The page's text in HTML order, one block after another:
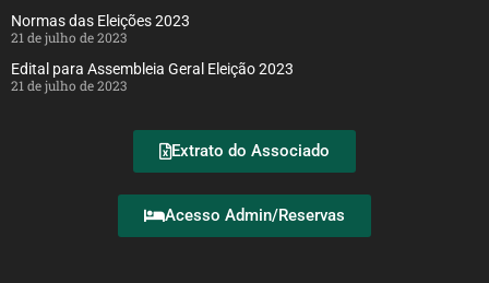
Normas das Eleições 2023
21 de julho de 2023
Edital para Assembleia Geral Eleição 2023
21 de julho de 2023
Extrato do Associado
Acesso Admin/Reservas